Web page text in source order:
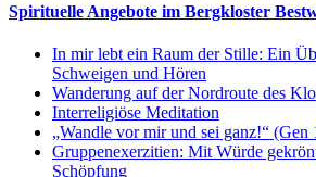
Spirituelle Angebote im Bergkloster
In mir lebt ein Raum der Stille: Ein
Schweigen und Hören
Wanderung auf der Nordroute des
Interreligiöse Meditation
„Wandle vor mir und sei ganz!“ (Gen
Gruppenexerzitien: Mit Würde
Schöpfung